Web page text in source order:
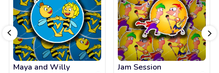
Maya and Willy Jam Session